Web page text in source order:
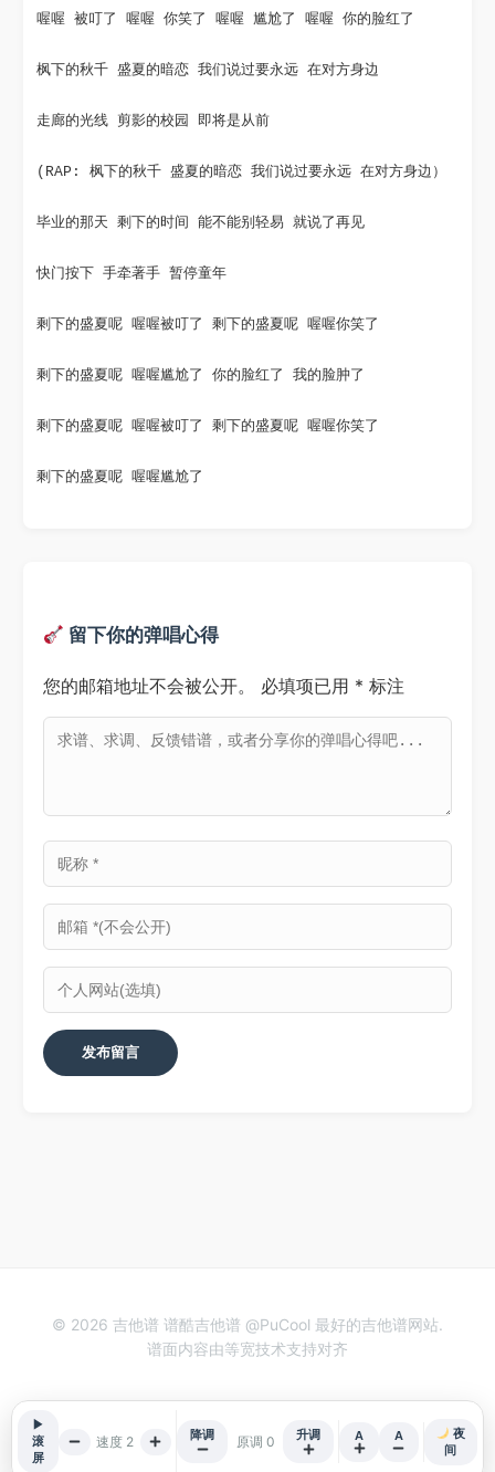
▶
滚
屏
速度 2 原调 0 A
夜
间
喔喔 被叮了 喔喔 你笑了 喔喔 尴尬了 喔喔 你的脸红了
枫下的秋千 盛夏的暗恋 我们说过要永远 在对方身边
走廊的光线 剪影的校园 即将是从前
(RAP: 枫下的秋千 盛夏的暗恋 我们说过要永远 在对方身边）
毕业的那天 剩下的时间 能不能别轻易 就说了再见
快门按下 手牵著手 暂停童年
剩下的盛夏呢 喔喔被叮了 剩下的盛夏呢 喔喔你笑了
剩下的盛夏呢 喔喔尴尬了 你的脸红了 我的脸肿了
剩下的盛夏呢 喔喔被叮了 剩下的盛夏呢 喔喔你笑了
剩下的盛夏呢 喔喔尴尬了
留下你的弹唱心得
您的邮箱地址不会被公开。 必填项已用 * 标注
© 2026 吉他谱 谱酷吉他谱 @PuCool 最好的吉他谱网站.
谱面内容由等宽技术支持对齐